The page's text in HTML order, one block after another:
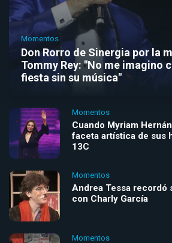
Momentos
Don Rorro de Sinergia por la
Tommy Rey: "No me imagino
fiesta sin su música"
Momentos
Cuando Myriam
faceta artística de sus
13C
Momentos
Andrea Tessa recordó
con Charly García
Momentos